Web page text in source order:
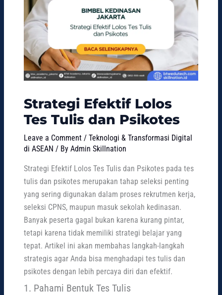
Strategi Efektif Lolos
Tes Tulis dan Psikotes
Leave a Comment /Teknologi & Transformasi Digital
di ASEAN / ByAdmin Skillnation
Strategi Efektif Lolos Tes Tulis dan Psikotes pada tes
tulis dan psikotes merupakan tahap seleksi penting
yang sering digunakan dalam proses rekrutmen kerja,
seleksi CPNS, maupun masuk sekolah kedinasan.
Banyak peserta gagal bukan karena kurang pintar,
tetapi karena tidak memiliki strategi belajar yang
tepat. Artikel ini akan membahas langkah-langkah
strategis agar Anda bisa menghadapi tes tulis dan
psikotes dengan lebih percaya diri dan efektif.
1. Pahami Bentuk Tes Tulis